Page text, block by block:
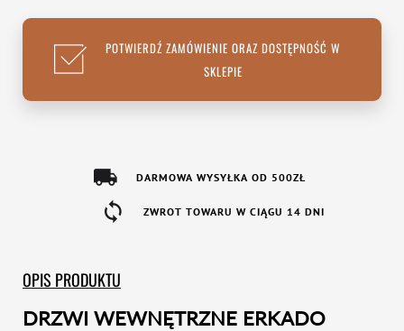
POTWIERDŹ ZAMÓWIENIE ORAZ DOSTĘPNOŚĆ W
SKLEPIE
DARMOWA WYSYŁKA OD 500ZŁ
ZWROT TOWARU W CIĄGU 14 DNI
OPIS PRODUKTU
DRZWI WEWNĘTRZNE ERKADO